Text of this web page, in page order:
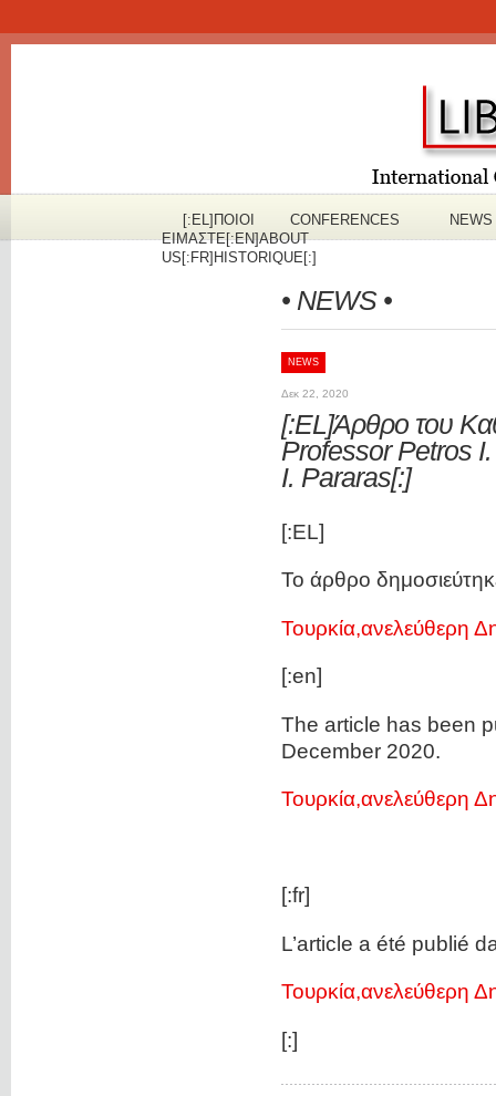
[:EL]ΠOΙΟΙ
ΕΙΜΑΣΤΕ[:EN]ABOUT
US[:FR]HISTORIQUE[:]
CONFERENCES NEWS
• NEWS •
NEWS
Δεκ 22, 2020
[:EL]Άρθρο του
Professor Petros
I. Pararas[:]
[:EL]
Το άρθρο
Τουρκία,ανελεύθερη
[:en]
The article has been
December 2020.
Τουρκία,ανελεύθερη
[:fr]
L’article a été publié
Τουρκία,ανελεύθερη
[:]